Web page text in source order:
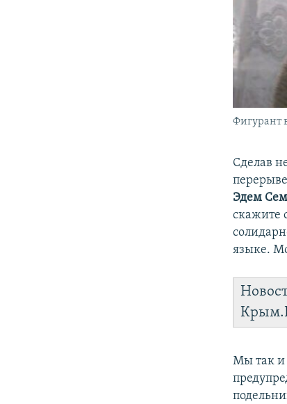
Фигурант
Сделав
Эдем
скажите
языке.
Мы так и